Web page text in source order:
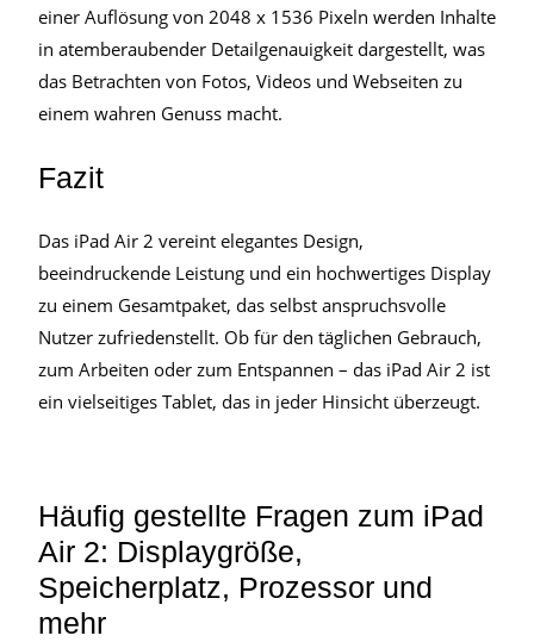
einer Auflösung von 2048 x 1536 Pixeln werden Inhalte
in atemberaubender Detailgenauigkeit dargestellt, was
das Betrachten von Fotos, Videos und Webseiten zu
einem wahren Genuss macht.
Fazit
Das iPad Air 2 vereint elegantes Design,
beeindruckende Leistung und ein hochwertiges Display
zu einem Gesamtpaket, das selbst anspruchsvolle
Nutzer zufriedenstellt. Ob für den täglichen Gebrauch,
zum Arbeiten oder zum Entspannen – das iPad Air 2 ist
ein vielseitiges Tablet, das in jeder Hinsicht überzeugt.
Häufig gestellte Fragen zum iPad
Air 2: Displaygröße,
Speicherplatz, Prozessor und
mehr